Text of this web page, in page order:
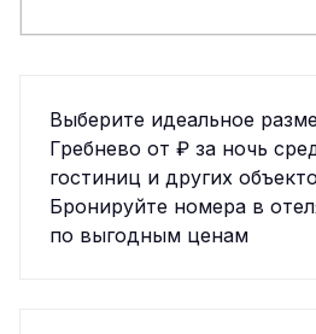
Выберите идеальное
Гребнево от ₽ за ночь
гостиниц и других
Бронируйте номера в
по выгодным ценам